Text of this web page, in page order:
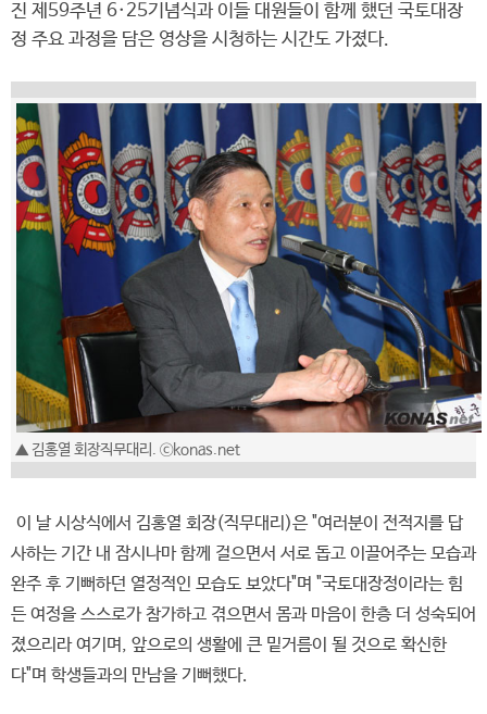
진 제59주년 6·25기념식과 이들 대원들이 함께 했던 국토대장
정 주요 과정을 담은 영상을 시청하는 시간도 가졌다.
▲ 김홍열 회장직무대리. ⓒkonas.net
이 날 시상식에서 김홍열 회장(직무대리)은 "여러분이 전적지를 답
사하는 기간 내 잠시나마 함께 걸으면서 서로 돕고 이끌어주는 모습과
완주 후 기뻐하던 열정적인 모습도 보았다"며 "국토대장정이라는 힘
든 여정을 스스로가 참가하고 겪으면서 몸과 마음이 한층 더 성숙되어
졌으리라 여기며, 앞으로의 생활에 큰 밑거름이 될 것으로 확신한
다"며 학생들과의 만남을 기뻐했다.